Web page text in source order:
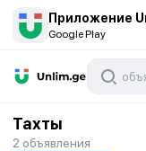
Приложение
Google Play
Тахты
2 объявления